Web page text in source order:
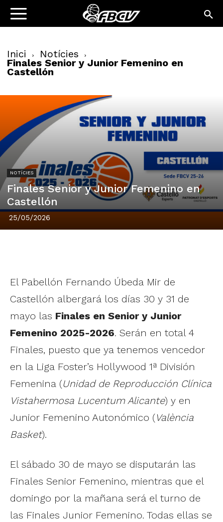
Inici Notícies
Finales Senior y Junior Femenino en
Castellón
NOTÍCIES
Finales Senior y Junior Femenino en
Castellón
25/05/2026
El Pabellón Fernando Úbeda Mir de
Castellón albergará los días 30 y 31 de
mayo las Finales en Senior y Junior
Femenino 2025-2026. Serán en total 4
Finales, puesto que ya tenemos vencedor
en la Liga Foster’s Hollywood 1ª División
Femenina (Unidad de Reproducción Clínica
Vistahermosa Lucentum Alicante) y en
Junior Femenino Autonómico (València
Basket).
El sábado 30 de mayo se disputarán las
Finales Senior Femenino, mientras que el
domingo por la mañana será el turno de
las Finales Junior Femenino. Todas ellas se